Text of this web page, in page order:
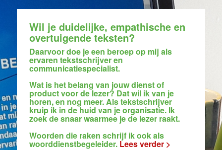
Wil je duidelijke, empathische en
overtuigende teksten?
Daarvoor doe je een beroep op mij als
ervaren tekstschrijver en
communicatiespecialist.
Wat is het belang van jouw dienst of
product voor de lezer? Dat wil ik van je
horen, en nog meer. Als tekstschrijver
kruip ik in de huid van je organisatie. Ik
zoek de snaar waarmee je de lezer raakt.
Woorden die raken schrijf ik ook als
woorddienstbegeleider. Lees verder >